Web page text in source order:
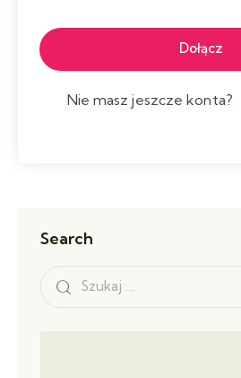
Dołącz
Nie masz jeszcze konta?
Search